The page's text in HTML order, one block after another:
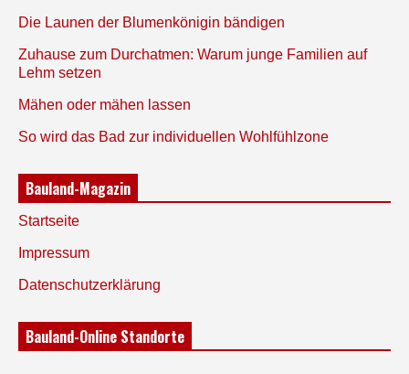
Die Launen der Blumenkönigin bändigen
Zuhause zum Durchatmen: Warum junge Familien auf
Lehm setzen
Mähen oder mähen lassen
So wird das Bad zur individuellen Wohlfühlzone
Bauland-Magazin
Startseite
Impressum
Datenschutzerklärung
Bauland-Online Standorte